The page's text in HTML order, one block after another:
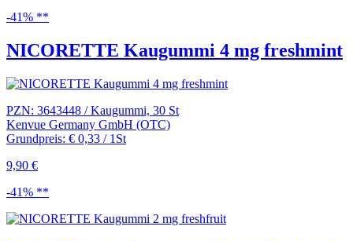
-41% **
NICORETTE Kaugummi 4 mg freshmint
PZN: 3643448 / Kaugummi, 30 St
Kenvue Germany GmbH (OTC)
Grundpreis: € 0,33 / 1St
9,90 €
-41% **